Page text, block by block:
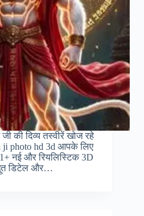
की दिव्य तस्वीरें खोज रहे
ji photo hd 3d आपके लिए
नई और रियलिस्टिक 3D
डिटेल और…